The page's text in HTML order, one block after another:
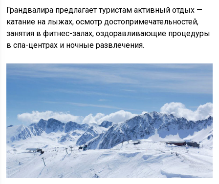
Грандвалира предлагает туристам активный отдых —
катание на лыжах, осмотр достопримечательностей,
занятия в фитнес-залах, оздоравливающие процедуры
в спа-центрах и ночные развлечения.